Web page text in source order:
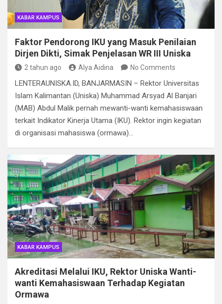
KABAR KAMPUS
Faktor Pendorong IKU yang Masuk Penilaian
Dirjen Dikti, Simak Penjelasan WR III Uniska
2 tahun ago Alya Aidina No Comments
LENTERAUNISKA.ID, BANJARMASIN – Rektor Universitas
Islam Kalimantan (Uniska) Muhammad Arsyad Al Banjari
(MAB) Abdul Malik pernah mewanti-wanti kemahasiswaan
terkait Indikator Kinerja Utama (IKU). Rektor ingin kegiatan
di organisasi mahasiswa (ormawa)…
KABAR KAMPUS
Akreditasi Melalui IKU, Rektor Uniska Wanti-
wanti Kemahasiswaan Terhadap Kegiatan
Ormawa